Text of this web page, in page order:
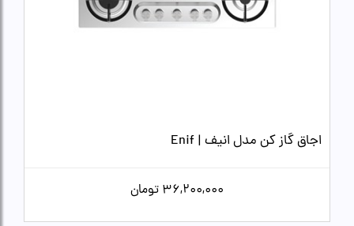
اجاق گاز کن مدل انیف | Enif
36,200,000 تومان